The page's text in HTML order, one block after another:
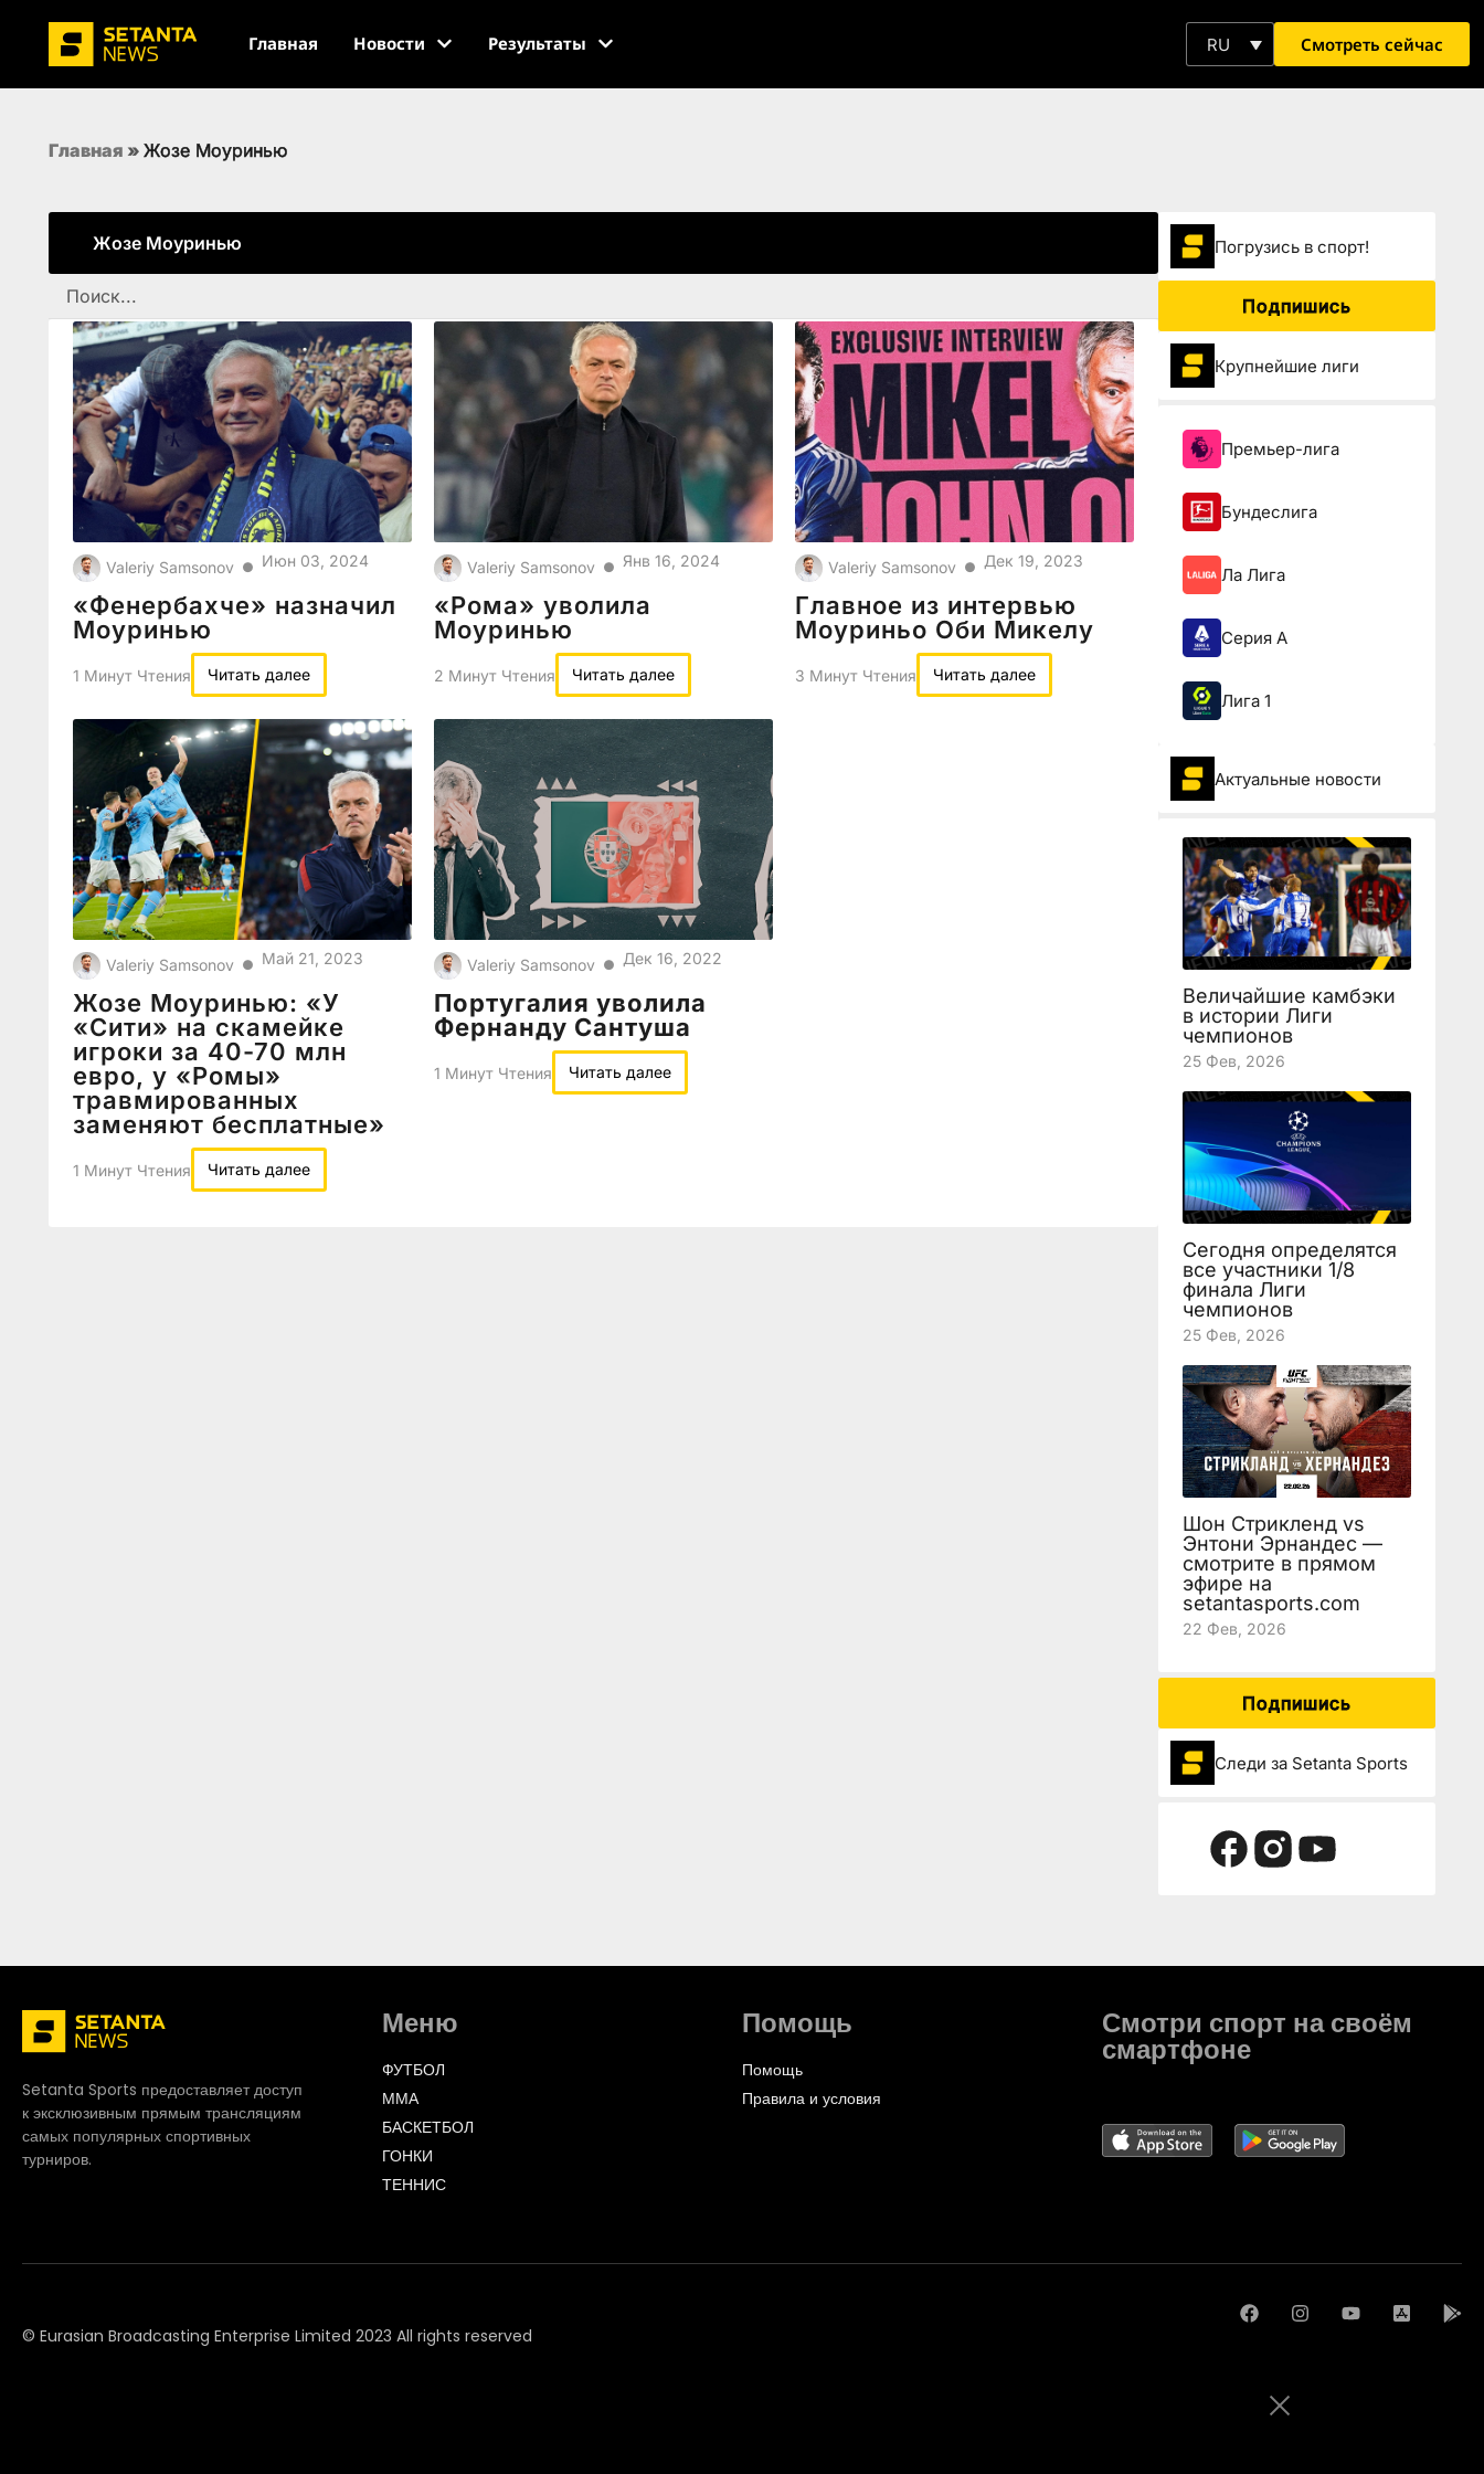
Главная Новости Результаты RU Смотреть сейчас
Главная » Жозе Моуринью
Жозе Моуринью
Valeriy Samsonov ● Июн 03, 2024
«Фенербахче» назначил
Моуринью
1 Минут Чтения Читать далее
Valeriy Samsonov ● Янв 16, 2024
«Рома» уволила
Моуринью
2 Минут Чтения Читать далее
Valeriy Samsonov ● Дек 19, 2023
Главное из интервью
Моуриньо Оби Микелу
3 Минут Чтения Читать далее
Valeriy Samsonov ● Май 21, 2023
Жозе Моуринью: «У
«Сити» на скамейке
игроки за 40-70 млн
евро, у «Ромы»
травмированных
заменяют бесплатные»
1 Минут Чтения Читать далее
Valeriy Samsonov ● Дек 16, 2022
Португалия уволила
Фернанду Сантуша
1 Минут Чтения Читать далее
Погрузиcь в спорт!
Подпишись
Крупнейшие лиги
Премьер-лига
Бундеслига
Ла Лига
Серия А
Лига 1
Актуальные новости
Величайшие камбэки
в истории Лиги
чемпионов
25 Фев, 2026
Сегодня определятся
все участники 1/8
финала Лиги
чемпионов
25 Фев, 2026
Шон Стрикленд vs
Энтони Эрнандес —
смотрите в прямом
эфире на
setantasports.com
22 Фев, 2026
Подпишись
Следи за Setanta Sports
Setanta Sports предоставляет доступ
к эксклюзивным прямым трансляциям
самых популярных спортивных
турниров.
Меню
ФУТБОЛ
ММА
БАСКЕТБОЛ
ГОНКИ
ТЕННИС
Помощь
Помощь
Правила и условия
Смотри спорт на своём
смартфоне
© Eurasian Broadcasting Enterprise Limited 2023 All rights reserved